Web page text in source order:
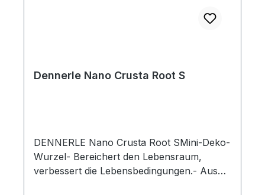
Dennerle Nano Crusta Root S
DENNERLE Nano Crusta Root SMini-Deko-
Wurzel- Bereichert den Lebensraum,
verbessert die Lebensbedingungen.- Aus